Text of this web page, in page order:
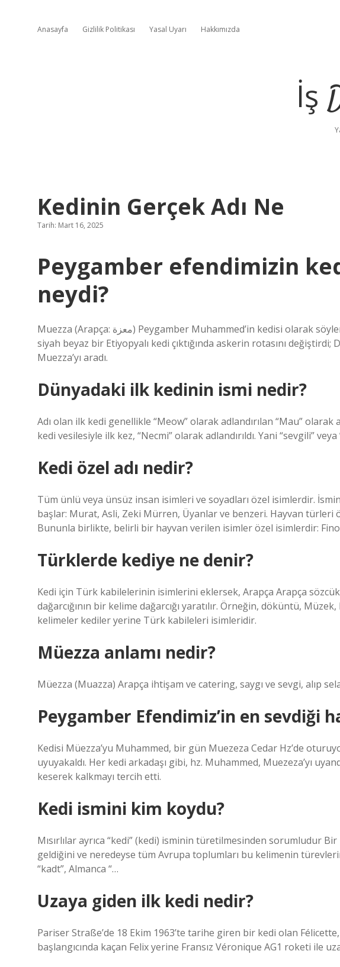
Anasayfa Gizlilik Politikası Yasal Uyarı Hakkımızda
İş
Kedinin Gerçek Adı Ne
Tarih: Mart 16, 2025
Peygamber efendimizin
neydi?
Muezza (Arapça: معزة) Peygamber Muhammed’in kedisi olarak söylenenlerden sonra. Muhammed, önlerinde
siyah beyaz bir Etiyopyalı kedi çıktığında askerin rotasını
Muezza’yı aradı.
Dünyadaki ilk kedinin ismi nedir?
Adı olan ilk kedi genellikle “Meow” olarak adlandırılan “Mau” olarak
kedi vesilesiyle ilk kez, “Necmi” olarak adlandırıldı. Yani “sevgili” veya
Kedi özel adı nedir?
Tüm ünlü veya ünsüz insan isimleri ve soyadları özel isimlerdir.
başlar: Murat, Asli, Zeki Mürren, Üyanlar ve benzeri. Hayvan türleri
Bununla birlikte, belirli bir hayvan verilen isimler özel isimlerdir:
Türklerde kediye ne denir?
Kedi için Türk kabilelerinin isimlerini eklersek, Arapça Arapça
dağarcığının bir kelime dağarcığı yaratılır. Örneğin, döküntü,
kelimeler kediler yerine Türk kabileleri isimleridir.
Müezza anlamı nedir?
Müezza (Muazza) Arapça ihtişam ve catering, saygı ve sevgi, alıp
Peygamber Efendimiz’in en sevdiği
Kedisi Müezza’yu Muhammed, bir gün Muezeza Cedar Hz’de
uyuyakaldı. Her kedi arkadaşı gibi, hz. Muhammed, Muezeza’yı
keserek kalkmayı tercih etti.
Kedi ismini kim koydu?
Mısırlılar ayrıca “kedi” (kedi) isminin türetilmesinden sorumludur
geldiğini ve neredeyse tüm Avrupa toplumları bu kelimenin
“kadt”, Almanca “…
Uzaya giden ilk kedi nedir?
Pariser Straße’de 18 Ekim 1963’te tarihe giren bir kedi olan
başlangıcında kaçan Felix yerine Fransız Véronique AG1 roketi ile